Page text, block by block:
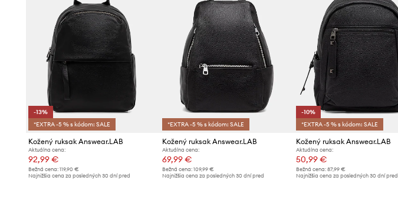
-13%
*EXTRA -5 % s kódom: SALE
Kožený ruksak Answear.LAB
Aktuálna cena:
92,99 €
Bežná cena: 119,90 €
Najnižšia cena za posledných 30 dní pred
*EXTRA -5 % s kódom: SALE
Kožený ruksak Answear.LAB
Aktuálna cena:
69,99 €
Bežná cena:109,99 €
Najnižšia cena za posledných 30 dní pred
-10%
*EXTRA -5 % s kódom: SALE
Kožený ruksak Answear.LAB
Aktuálna cena:
50,99 €
Bežná cena: 87,99 €
Najnižšia cena za posledných 30 dní pred